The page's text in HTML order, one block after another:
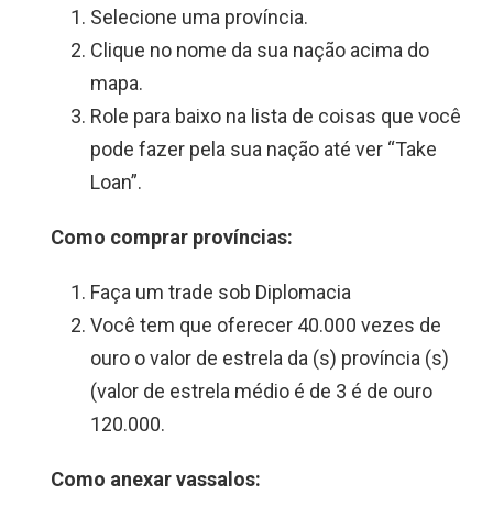
Selecione uma província.
Clique no nome da sua nação acima do
mapa.
Role para baixo na lista de coisas que você
pode fazer pela sua nação até ver “Take
Loan”.
Como comprar províncias:
Faça um trade sob Diplomacia
Você tem que oferecer 40.000 vezes de
ouro o valor de estrela da (s) província (s)
(valor de estrela médio é de 3 é de ouro
120.000.
Como anexar vassalos: